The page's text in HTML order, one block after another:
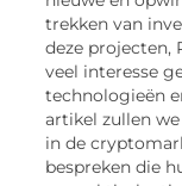
trekken van
deze projecten,
veel interesse
technologieën
artikel zullen
in de
bespreken die